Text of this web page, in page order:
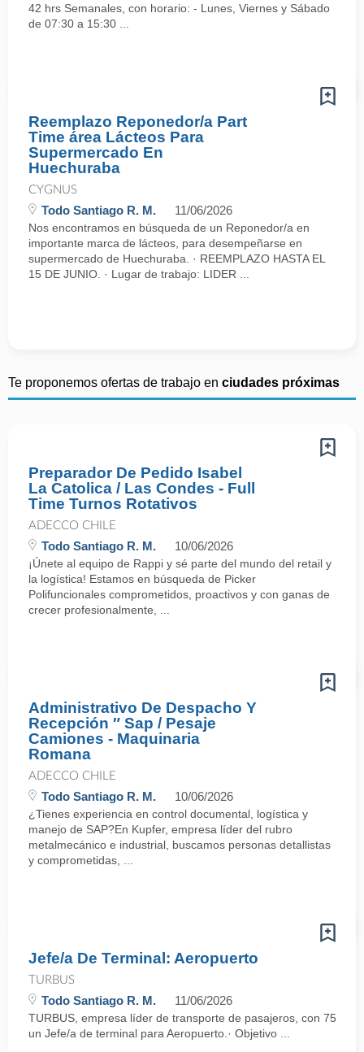
42 hrs Semanales, con horario: - Lunes, Viernes y Sábado
de 07:30 a 15:30 ...
Reemplazo Reponedor/a Part
Time área Lácteos Para
Supermercado En
Huechuraba
CYGNUS
Todo Santiago R. M. 11/06/2026
Nos encontramos en búsqueda de un Reponedor/a en
importante marca de lácteos, para desempeñarse en
supermercado de Huechuraba. · REEMPLAZO HASTA EL
15 DE JUNIO. · Lugar de trabajo: LIDER ...
Te proponemos ofertas de trabajo en ciudades próximas
Preparador De Pedido Isabel
La Catolica / Las Condes - Full
Time Turnos Rotativos
ADECCO CHILE
Todo Santiago R. M. 10/06/2026
¡Únete al equipo de Rappi y sé parte del mundo del retail y
la logística! Estamos en búsqueda de Picker
Polifuncionales comprometidos, proactivos y con ganas de
crecer profesionalmente, ...
Administrativo De Despacho Y
Recepción ″ Sap / Pesaje
Camiones - Maquinaria
Romana
ADECCO CHILE
Todo Santiago R. M. 10/06/2026
¿Tienes experiencia en control documental, logística y
manejo de SAP?En Kupfer, empresa líder del rubro
metalmecánico e industrial, buscamos personas detallistas
y comprometidas, ...
Jefe/a De Terminal: Aeropuerto
TURBUS
Todo Santiago R. M. 11/06/2026
TURBUS, empresa líder de transporte de pasajeros, con 75
un Jefe/a de terminal para Aeropuerto.· Objetivo ...